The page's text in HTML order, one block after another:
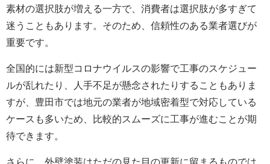
素材の選択肢が増える一方で、消費者は選択肢が多すぎて
迷うこともあります。そのため、信頼性のある業者選びが
重要です。
全国的には新型コロナウイルスの影響で工事のスケジュー
ルが乱れたり、人手不足が懸念されたりすることもありま
すが、豊田市では地元の業者が地域密着型で対応している
ケースも多いため、比較的スムーズに工事が進むことが期
待できます。